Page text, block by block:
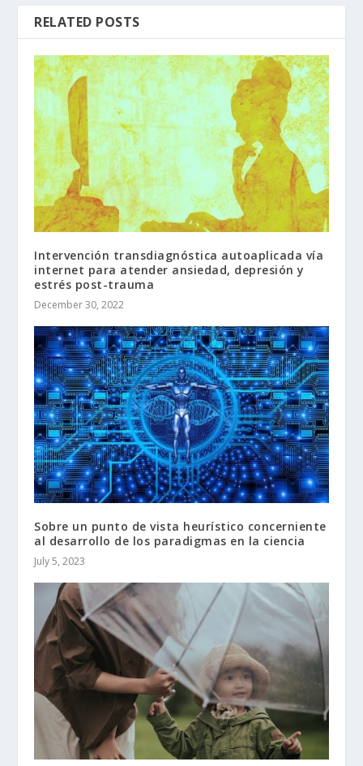
RELATED POSTS
Intervención transdiagnóstica autoaplicada vía
internet para atender ansiedad, depresión y
estrés post-trauma
December 30, 2022
Sobre un punto de vista heurístico concerniente
al desarrollo de los paradigmas en la ciencia
July 5, 2023